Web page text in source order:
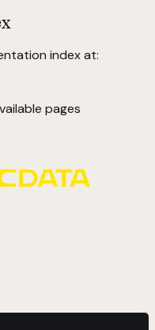
index at:
pages